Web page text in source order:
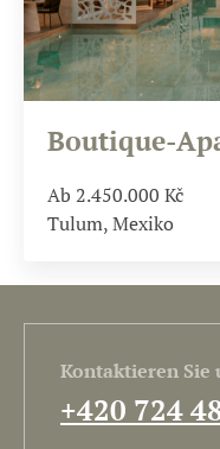
Boutique-
Ab 2.450.000 Kč
Tulum, Mexiko
Kontaktieren Sie
+420 724